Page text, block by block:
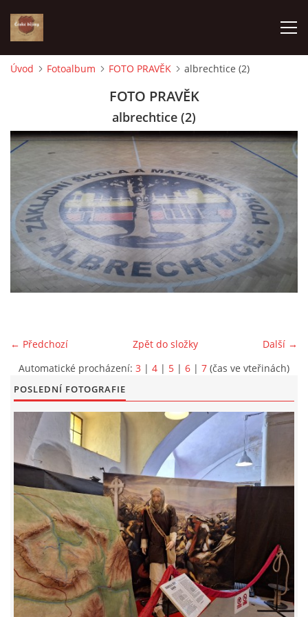
VÝBĚR PODLE VAŠICH POTŘEB
ČESKÉ DĚJINY
KE STAŽENÍ
PÍŠÍ O NÁS
KE STAŽENÍ - PRAVĚK
PÍŠÍ O PRAVĚKU
FOTOALBUM
FOTOALBUM
KONTAKT
NOVINKY
Úvod Fotoalbum FOTO PRAVĚK albrechtice (2)
FOTO PRAVĚK
albrechtice (2)
← Předchozí Další →
Zpět do složky
Automatické procházení: 3 | 4 | 5 | 6 | 7 (čas ve vteřinách)
POSLEDNÍ FOTOGRAFIE